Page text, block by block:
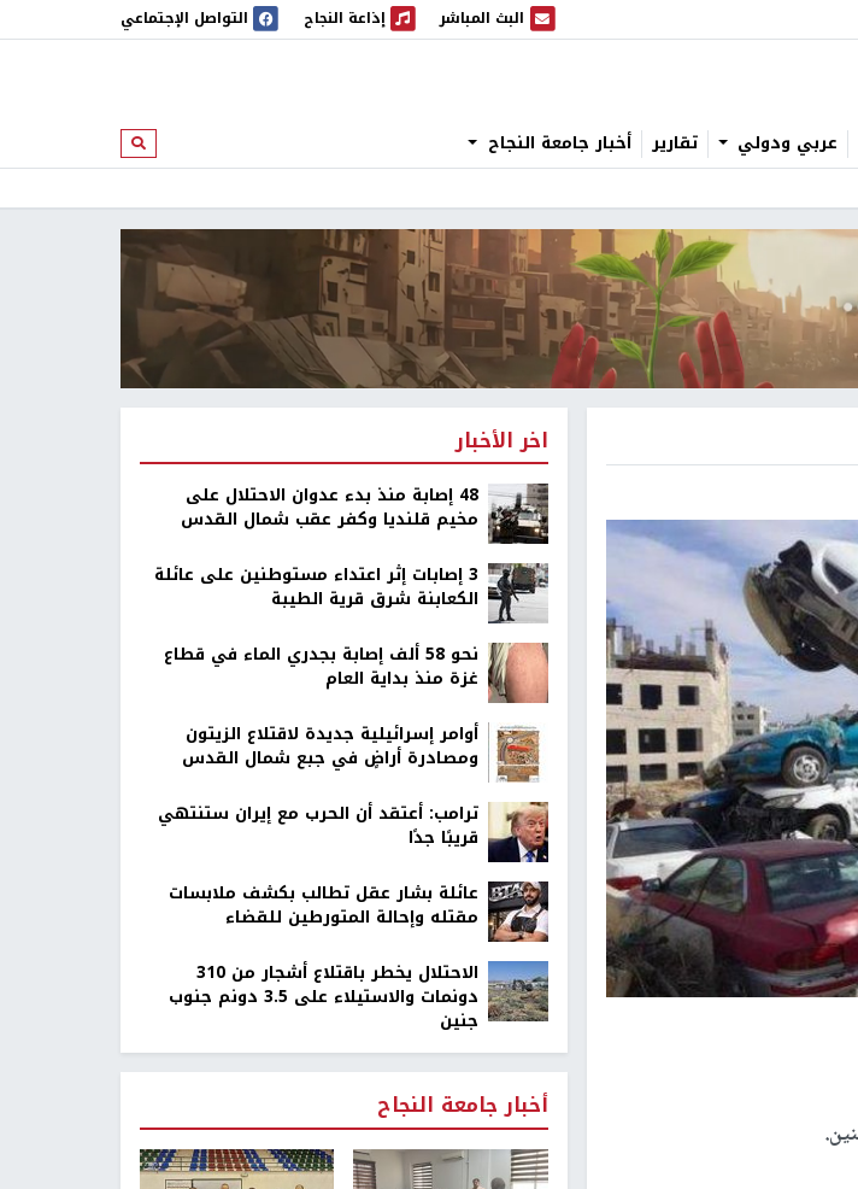
البث المباشر
البث المباشر إذاعة النجاح
إذاعة النجاح التواصل الإجتماعي
عربي ودولي تقارير أخبار جامعة النجاح ابحث
اخر الأخبار
48 إصابة منذ بدء عدوان الاحتلال على
مخيم قلنديا وكفر عقب شمال القدس
‏3 إصابات إثر اعتداء مستوطنين على عائلة
الكعابنة شرق قرية الطيبة
نحو 58 ألف إصابة بجدري الماء في قطاع
غزة منذ بداية العام
أوامر إسرائيلية جديدة لاقتلاع الزيتون
ومصادرة أراضٍ في جبع شمال القدس
ترامب: أعتقد أن الحرب مع إيران ستنتهي
قريبًا جدًا
عائلة بشار عقل تطالب بكشف ملابسات
مقتله وإحالة المتورطين للقضاء
الاحتلال يخطر باقتلاع أشجار من 310
دونمات والاستيلاء على 3.5 دونم جنوب
جنين
أخبار جامعة النجاح